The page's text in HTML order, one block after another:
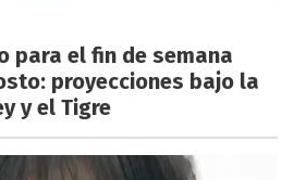
para el fin de semana
proyecciones bajo la
y el Tigre